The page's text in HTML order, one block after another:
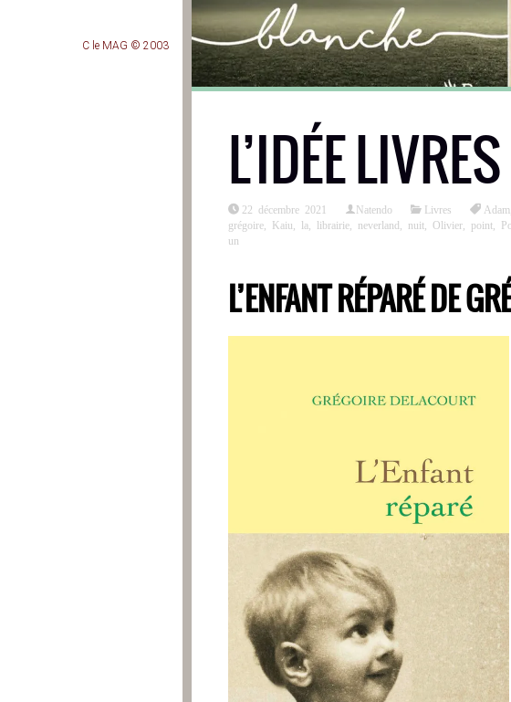
C le MAG © 2003
L’IDÉE
22 décembre 2021 Natendo Livres Adam
grégoire
Kaiu la librairie neverland nuit Olivier point
un
L’ENFANT RÉPARÉ DE